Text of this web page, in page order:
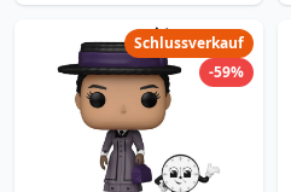
Schlussverkauf
-59%